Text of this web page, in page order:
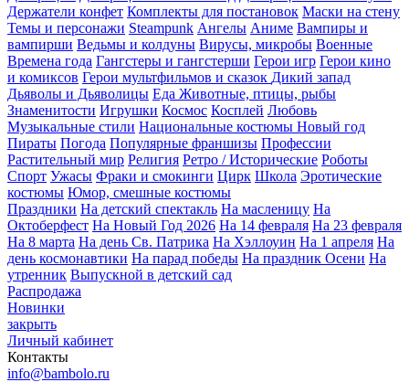
Держатели конфет Комплекты для постановок Маски на стену
Темы и персонажи Steampunk Ангелы Аниме Вампиры и
вампирши Ведьмы и колдуны Вирусы, микробы Военные
Времена года Гангстеры и гангстерши Герои игр Герои кино
и комиксов Герои мультфильмов и сказок Дикий запад
Дьяволы и Дьяволицы Еда Животные, птицы, рыбы
Знаменитости Игрушки Космос Косплей Любовь
Музыкальные стили Национальные костюмы Новый год
Пираты Погода Популярные франшизы Профессии
Растительный мир Религия Ретро / Исторические Роботы
Спорт Ужасы Фраки и смокинги Цирк Школа Эротические
костюмы Юмор, смешные костюмы
Праздники На детский спектакль На масленицу На
Октоберфест На Новый Год 2026 На 14 февраля На 23 февраля
На 8 марта На день Св. Патрика На Хэллоуин На 1 апреля На
день космонавтики На парад победы На праздник Осени На
утренник Выпускной в детский сад
Распродажа
Новинки
закрыть
Личный кабинет
Контакты
info@bambolo.ru